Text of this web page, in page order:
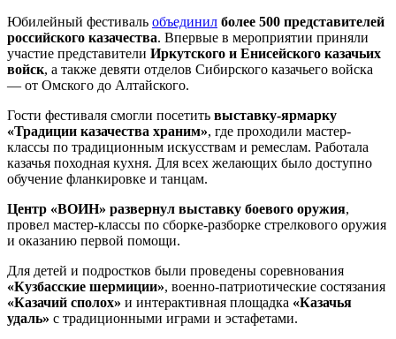
Юбилейный фестиваль объединил более 500 представителей
российского казачества. Впервые в мероприятии приняли
участие представители Иркутского и Енисейского казачьих
войск, а также девяти отделов Сибирского казачьего войска
— от Омского до Алтайского.
Гости фестиваля смогли посетить выставку-ярмарку
«Традиции казачества храним», где проходили мастер-
классы по традиционным искусствам и ремеслам. Работала
казачья походная кухня. Для всех желающих было доступно
обучение фланкировке и танцам.
Центр «ВОИН» развернул выставку боевого оружия,
провел мастер-классы по сборке-разборке стрелкового оружия
и оказанию первой помощи.
Для детей и подростков были проведены соревнования
«Кузбасские шермиции», военно-патриотические состязания
«Казачий сполох» и интерактивная площадка «Казачья
удаль» с традиционными играми и эстафетами.